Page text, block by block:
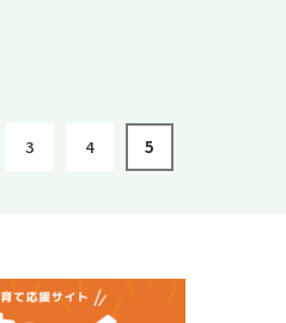
3 4 5